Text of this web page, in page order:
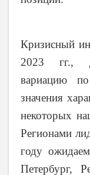
Кризисный
2023 гг.,
вариацию
значения
некоторых
Регионами
году
Петербург,